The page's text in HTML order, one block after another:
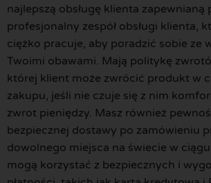
najlepszą obsługę klienta zapewnianą
profesjonalny zespół obsługi klienta,
ciężko pracuje, aby poradzić sobie ze
Twoimi obawami. Mają politykę
której klient może zwrócić produkt w
zakupu, jeśli nie czuje się z nim
zwrot pieniędzy. Masz również
bezpiecznej dostawy po zamówieniu
dowolnego miejsca na świecie w
mogą korzystać z bezpiecznych i